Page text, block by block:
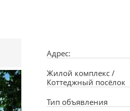
Адрес:
Жилой комплекс /
Коттеджный посёлок
Тип объявления